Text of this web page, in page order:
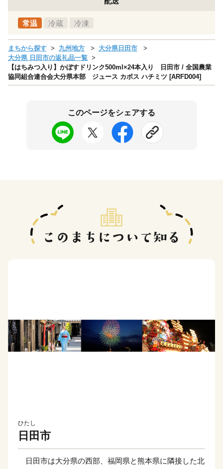
常温 冷蔵 冷凍
まちから探す 九州地方
大分県日田市
大分県 日田市の返礼品一覧
【はちみつ入り】かぼすドリンク500ml×24本入り 日田市 / 全国農業
協同組合連合会大分県本部 ジュース カボス ハチミツ [ARFD004]
このページをシェアする
ひたし
日田市
日田市は大分県の西部、福岡県と熊本県に隣接した北